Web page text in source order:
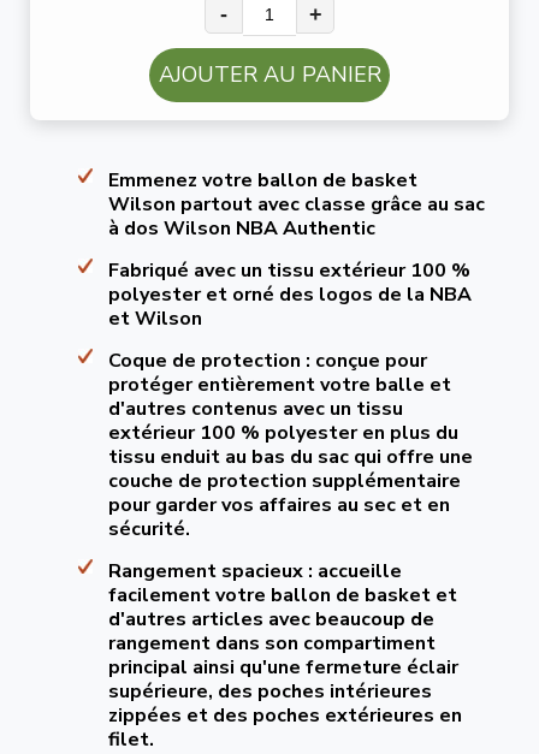
- +
AJOUTER AU PANIER
Emmenez votre ballon de basket
Wilson partout avec classe grâce au sac
à dos Wilson NBA Authentic
Fabriqué avec un tissu extérieur 100 %
polyester et orné des logos de la NBA
et Wilson
Coque de protection : conçue pour
protéger entièrement votre balle et
d'autres contenus avec un tissu
extérieur 100 % polyester en plus du
tissu enduit au bas du sac qui offre une
couche de protection supplémentaire
pour garder vos affaires au sec et en
sécurité.
Rangement spacieux : accueille
facilement votre ballon de basket et
d'autres articles avec beaucoup de
rangement dans son compartiment
principal ainsi qu'une fermeture éclair
supérieure, des poches intérieures
zippées et des poches extérieures en
filet.